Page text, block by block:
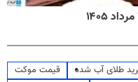
طلای آب شده
قیمت موکت